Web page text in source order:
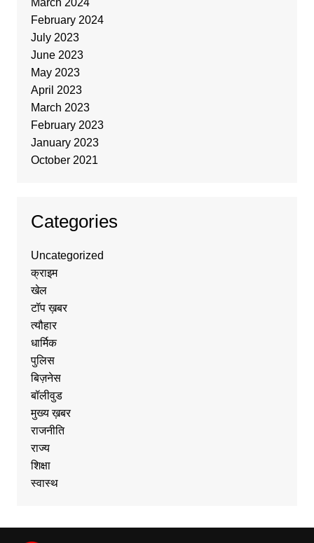
February 2024
July 2023
June 2023
May 2023
April 2023
March 2023
February 2023
January 2023
October 2021
Categories
Uncategorized
क्राइम
खेल
टॉप ख़बर
त्यौहार
धार्मिक
पुलिस
बिज़नेस
बॉलीवुड
मुख्य ख़बर
राजनीति
राज्य
शिक्षा
स्वास्थ